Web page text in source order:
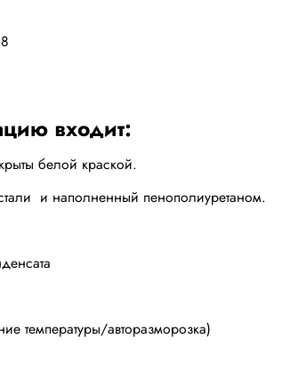
входит:
белой краской.
и наполненный пенополиуретаном.
температуры/авторазморозка)